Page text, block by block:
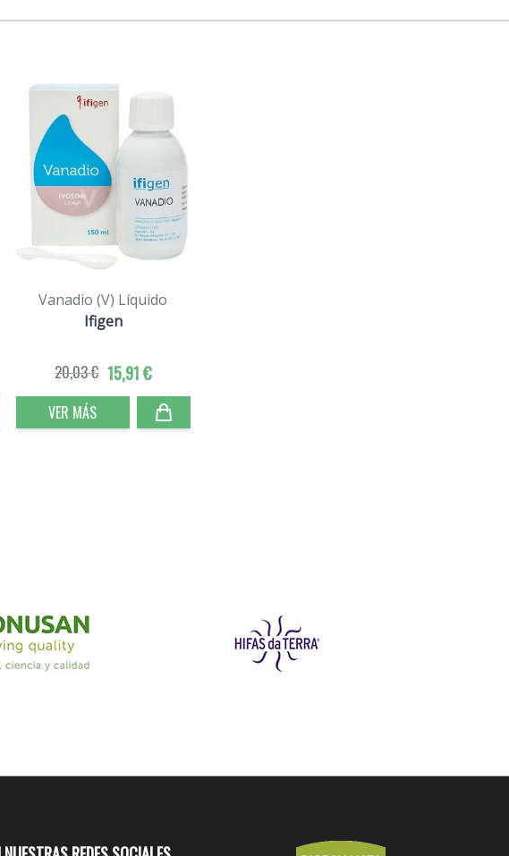
Vanadio (V) Líquido
Ifigen
15,91 €
20,03 €
VER MÁS